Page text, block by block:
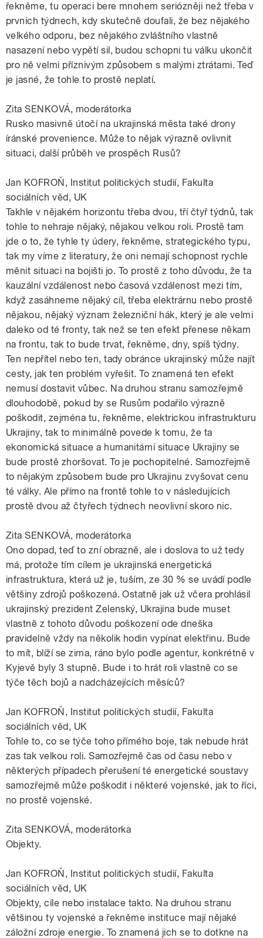
řekněme, tu operaci bere mnohem seriózněji než třeba v
prvních týdnech, kdy skutečně doufali, že bez nějakého
velkého odporu, bez nějakého zvláštního vlastně
nasazení nebo vypětí sil, budou schopni tu válku ukončit
pro ně velmi příznivým způsobem s malými ztrátami. Teď
je jasné, že tohle to prostě neplatí.
Zita SENKOVÁ, moderátorka
Rusko masivně útočí na ukrajinská města také drony
íránské provenience. Může to nějak výrazně ovlivnit
situaci, další průběh ve prospěch Rusů?
Jan KOFROŇ, Institut politických studií, Fakulta
sociálních věd, UK
Takhle v nějakém horizontu třeba dvou, tří čtyř týdnů, tak
tohle to nehraje nějaký, nějakou velkou roli. Prostě tam
jde o to, že tyhle ty údery, řekněme, strategického typu,
tak my víme z literatury, že oni nemají schopnost rychle
měnit situaci na bojišti jo. To prostě z toho důvodu, že ta
kauzální vzdálenost nebo časová vzdálenost mezi tím,
když zasáhneme nějaký cíl, třeba elektrárnu nebo prostě
nějakou, nějaký význam železniční hák, který je ale velmi
daleko od té fronty, tak než se ten efekt přenese někam
na frontu, tak to bude trvat, řekněme, dny, spíš týdny.
Ten nepřítel nebo ten, tady obránce ukrajinský může najít
cesty, jak ten problém vyřešit. To znamená ten efekt
nemusí dostavit vůbec. Na druhou stranu samozřejmě
dlouhodobě, pokud by se Rusům podařilo výrazně
poškodit, zejména tu, řekněme, elektrickou infrastrukturu
Ukrajiny, tak to minimálně povede k tomu, že ta
ekonomická situace a humanitární situace Ukrajiny se
bude prostě zhoršovat. To je pochopitelné. Samozřejmě
to nějakým způsobem bude pro Ukrajinu zvyšovat cenu
té války. Ale přímo na frontě tohle to v následujících
prostě dvou až čtyřech týdnech neovlivní skoro nic.
Zita SENKOVÁ, moderátorka
Ono dopad, teď to zní obrazně, ale i doslova to už tedy
má, protože tím cílem je ukrajinská energetická
infrastruktura, která už je, tuším, ze 30 % se uvádí podle
většiny zdrojů poškozená. Ostatně jak už včera prohlásil
ukrajinský prezident Zelenský, Ukrajina bude muset
vlastně z tohoto důvodu poškození ode dneška
pravidelně vždy na několik hodin vypínat elektřinu. Bude
to mít, blíží se zima, ráno bylo podle agentur, konkrétně v
Kyjevě byly 3 stupně. Bude i to hrát roli vlastně co se
týče těch bojů a nadcházejících měsíců?
Jan KOFROŇ, Institut politických studií, Fakulta
sociálních věd, UK
Tohle to, co se týče toho přímého boje, tak nebude hrát
zas tak velkou roli. Samozřejmě čas od času nebo v
některých případech přerušení té energetické soustavy
samozřejmě může poškodit i některé vojenské, jak to říci,
no prostě vojenské.
Zita SENKOVÁ, moderátorka
Objekty.
Jan KOFROŇ, Institut politických studií, Fakulta
sociálních věd, UK
Objekty, cíle nebo instalace takto. Na druhou stranu
většinou ty vojenské a řekněme instituce mají nějaké
záložní zdroje energie. To znamená jich se to dotkne na